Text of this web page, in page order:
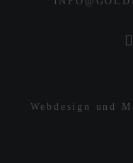
Webdesign und